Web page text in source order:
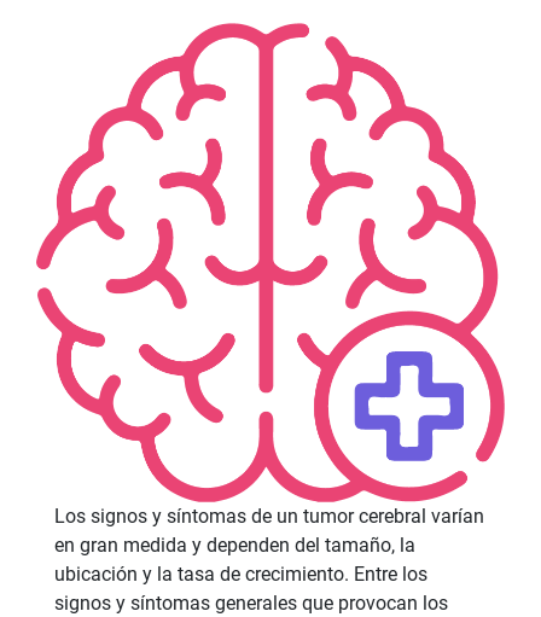
Los signos y síntomas de un tumor cerebral varían
en gran medida y dependen del tamaño, la
ubicación y la tasa de crecimiento. Entre los
signos y síntomas generales que provocan los